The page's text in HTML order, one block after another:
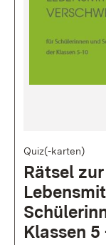
Quiz(-karten)
Rätsel zur
Klassen 5